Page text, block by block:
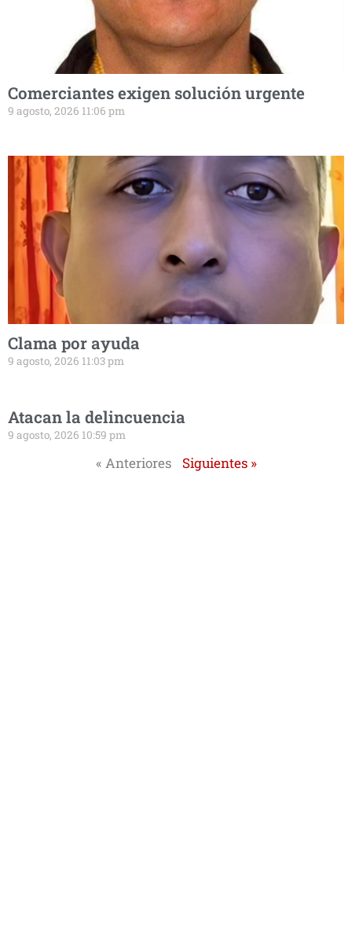
Comerciantes exigen solución urgente
9 agosto, 2026 11:06 pm
Clama por ayuda
9 agosto, 2026 11:03 pm
Atacan la delincuencia
9 agosto, 2026 10:59 pm
« Anteriores Siguientes »